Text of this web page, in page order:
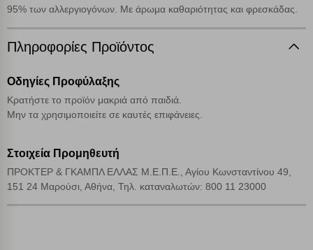
95% των αλλεργιογόνων. Με άρωμα καθαριότητας και φρεσκάδας.
Πληροφορίες Προϊόντος
Οδηγίες Προφύλαξης
Κρατήστε το προϊόν μακριά από παιδιά.
Μην τα χρησιμοποιείτε σε καυτές επιφάνειες.
Στοιχεία Προμηθευτή
ΠΡΟΚΤΕΡ & ΓΚΑΜΠΛ ΕΛΛΑΣ Μ.Ε.Π.Ε., Αγίου Κωνσταντίνου 49,
151 24 Μαρούσι, Αθήνα, Τηλ. καταναλωτών: 800 11 23000
Cookies απόδοσης
Απολύτως απαραίτητα cookies
Αποθήκευση ρυθμίσεων
Απόρριψη όλων